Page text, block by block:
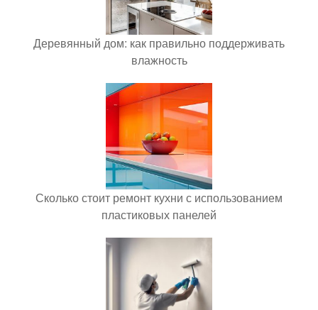
Деревянный дом: как правильно поддерживать
влажность
Сколько стоит ремонт кухни с использованием
пластиковых панелей